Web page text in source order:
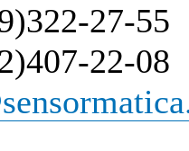
27-55
22-08